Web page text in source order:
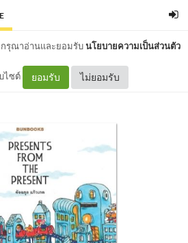
กรุณาอ่านและยอมรับนโยบายความเป็นส่วนตัว
ไซต์ ยอมรับ ไม่ยอมรับ